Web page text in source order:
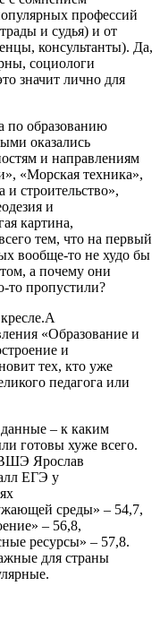
профессий
и судья) и от
консультанты). Да,
социологи
значит лично для
по образованию
оказались
и направлениям
«Морская техника»,
строительство»,
и
картина,
тем, что на первый
вообще-то не худо бы
а почему они
то пропустили?
А
«Образование и
и
тех, кто уже
педагога или
– к каким
готовы хуже всего.
ВШЭ Ярослав
ЕГЭ у
среды» – 54,7,
– 56,8,
ресурсы» – 57,8.
для страны